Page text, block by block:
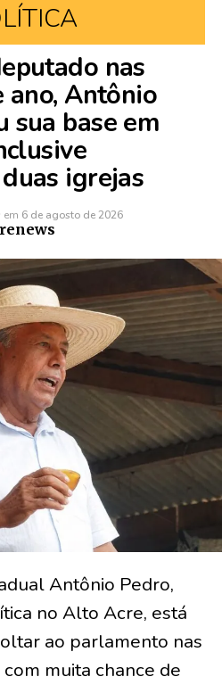
nas
ano, Antônio
sua base em
igrejas
em 6 de agosto de 2026
Antônio Pedro,
no Alto Acre, está
ao parlamento nas
muita chance de